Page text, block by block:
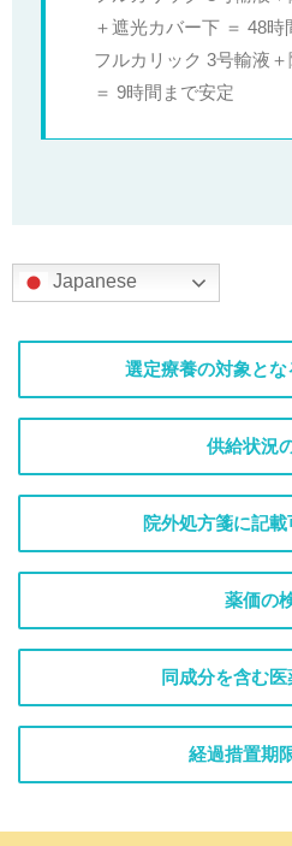
＋遮光カバー下 ＝ 48時
フルカリック 3号輸液
＝ 9時間まで安定
Japanese
選定療養の対象と
供給状況
院外処方箋に記
薬価の
同成分を含む
経過措置期